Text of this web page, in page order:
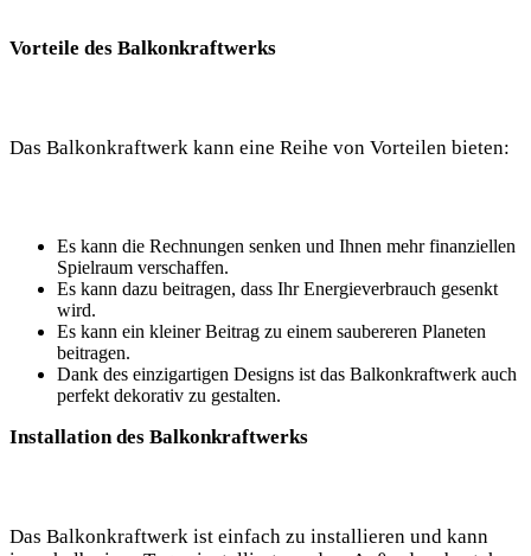
Vorteile des Balkonkraftwerks
Das Balkonkraftwerk kann eine Reihe von Vorteilen bieten:
Es kann die Rechnungen senken und Ihnen mehr finanziellen
Spielraum verschaffen.
Es kann dazu beitragen, dass Ihr Energieverbrauch gesenkt
wird.
Es kann ein kleiner Beitrag zu einem saubereren Planeten
beitragen.
Dank des einzigartigen Designs ist das Balkonkraftwerk auch
perfekt dekorativ zu gestalten.
Installation des Balkonkraftwerks
Das Balkonkraftwerk ist einfach zu installieren und kann